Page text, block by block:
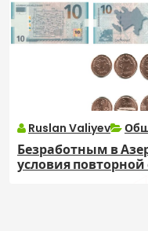
Ruslan Valiyev
Безработным в
условия